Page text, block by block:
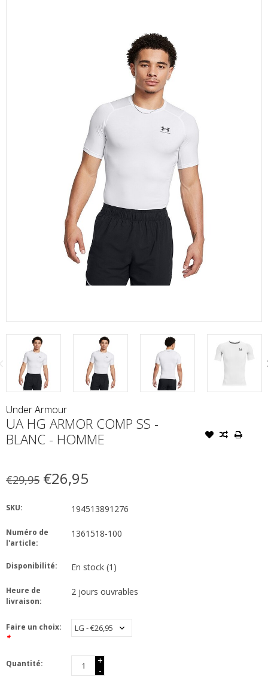
Under Armour
UA HG ARMOR COMP SS -
BLANC - HOMME
€29,95 €26,95
SKU: 194513891276
Numéro de
l'article:
1361518-100
Disponibilité: En stock (1)
Heure de
livraison:
2 jours ouvrables
Faire un choix:
*
Quantité:
+
-